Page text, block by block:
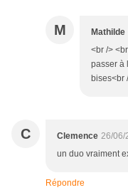
M Mathilde
<br />
passer à
bises<br
C Clemence 26/06/
un duo vraiment
Répondre